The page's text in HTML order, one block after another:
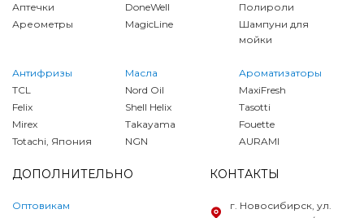
Аптечки
Ареометры
DoneWell
MagicLine
Полироли
Шампуни для
мойки
Антифризы
TCL
Felix
Mirex
Totachi, Япония
Масла
Nord Oil
Shell Helix
Takayama
NGN
Ароматизаторы
MaxiFresh
Tasotti
Fouette
AURAMI
ДОПОЛНИТЕЛЬНО
Оптовикам
КОНТАКТЫ
г. Новосибирск, ул.